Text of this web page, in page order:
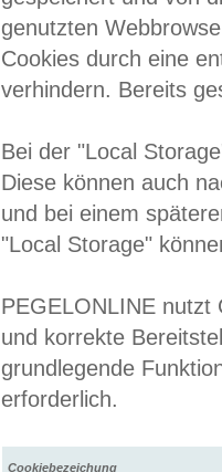
genutzten
Cookies durch eine
verhindern. Bereits
Bei der "Local
Diese können auch
und bei einem
"Local Storage"
PEGELONLINE nutzt
und korrekte
grundlegende
erforderlich.
Cookiebezeichung